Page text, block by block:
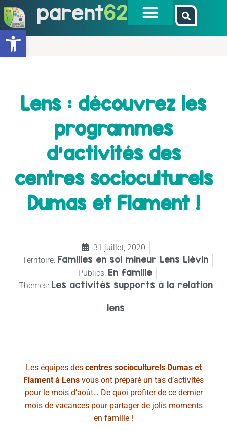
Ouvrir la barre d’outils
parent62
Lens : découvrez les
programmes
d'activités des
centres socioculturels
Dumas et Flament !
31 juillet, 2020
Territoire: Familles en sol mineur Lens Liévin
Publics: En famille
Thèmes: Les activités supports à la relation
lens
Les équipes des centres socioculturels Dumas et
Flament à Lens vous ont préparé un tas d’activités
pour le mois d’août… De quoi profiter de ce dernier
mois de vacances pour partager de jolis moments
en famille !